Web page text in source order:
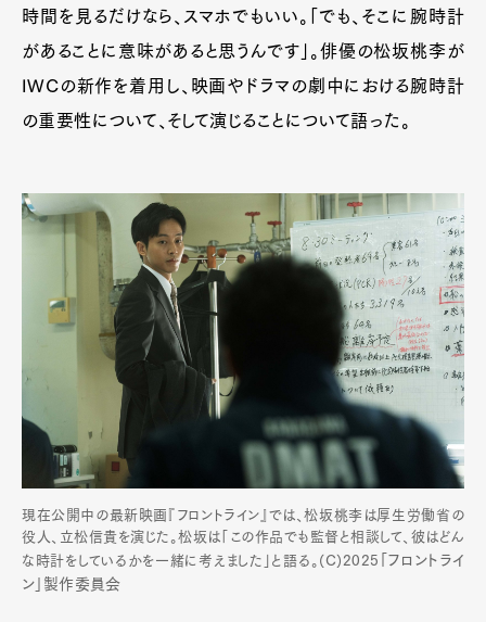
時間を見るだけなら、スマホでもいい。「でも、そこに腕時計
があることに意味があると思うんです」。俳優の松坂桃李が
IWCの新作を着用し、映画やドラマの劇中における腕時計
の重要性について、そして演じることについて語った。
現在公開中の最新映画『フロントライン』では、松坂桃李は厚生労働省の
役人、立松信貴を演じた。松坂は「この作品でも監督と相談して、彼はどん
な時計をしているかを一緒に考えました」と語る。(C)2025
「フロントライ
ン」製作委員会